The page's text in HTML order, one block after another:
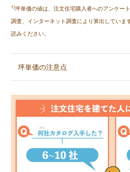
1)坪単価の値は、注文住宅購入者へのアンケー
調査、インターネット調査により算出していま
読みください。
坪単価の注意点